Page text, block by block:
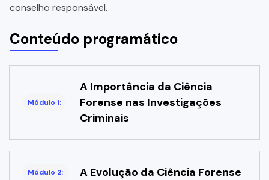
conselho responsável.
Conteúdo programático
Módulo 1:
A Importância da Ciência
Forense nas Investigações
Criminais
Módulo 2: A Evolução da Ciência Forense